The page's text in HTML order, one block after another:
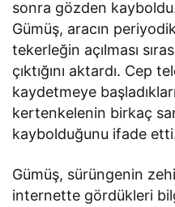
sonra gözden
Gümüş, aracın periyodik
tekerleğin açılması
çıktığını aktardı. Cep
kaydetmeye
kertenkelenin birkaç
kaybolduğunu ifade
Gümüş, sürüngenin
internette gördükleri